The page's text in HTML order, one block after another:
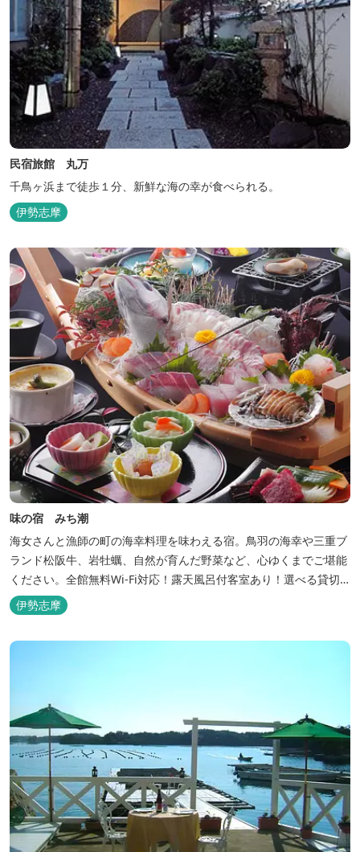
民宿旅館 丸万
千鳥ヶ浜まで徒歩１分、新鮮な海の幸が食べられる。
伊勢志摩
味の宿 みち潮
海女さんと漁師の町の海幸料理を味わえる宿。鳥羽の海幸や三重ブ
ランド松阪牛、岩牡蠣、自然が育んだ野菜など、心ゆくまでご堪能
ください。全館無料Wi-Fi対応！露天風呂付客室あり！選べる貸切
風呂も人気♪相差町内にはパワースポット石神さん（神明神社）あ
り！伊勢神宮・おかげ横丁まで最短40分！鳥羽十景にも選ばれた千
鳥ヶ浜は当館の目の前！宿を一歩出れば、満天の星空！周りに何も
伊勢志摩